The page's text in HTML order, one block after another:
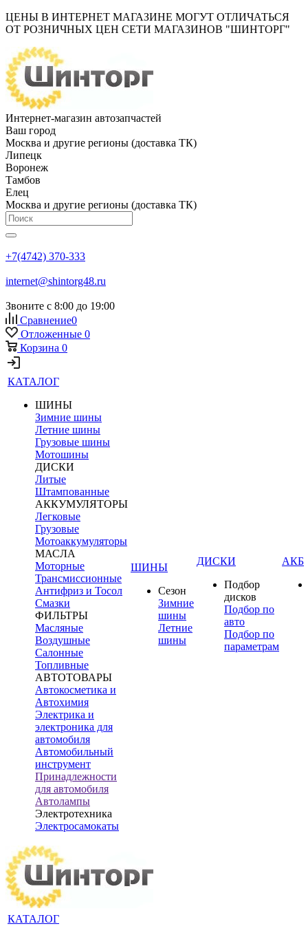
ЦЕНЫ В ИНТЕРНЕТ МАГАЗИНЕ МОГУТ ОТЛИЧАТЬСЯ
ОТ РОЗНИЧНЫХ ЦЕН СЕТИ МАГАЗИНОВ "ШИНТОРГ"
Интернет-магазин автозапчастей
Ваш город
Москва и другие регионы (доставка ТК)
Липецк
Воронеж
Тамбов
Елец
Москва и другие регионы (доставка ТК)
+7(4742) 370-333
internet@shintorg48.ru
Звоните с 8:00 до 19:00
Сравнение0
Отложенные 0
Корзина 0
КАТАЛОГ
ШИНЫ
Зимние шины
Летние шины
Грузовые шины
Мотошины
ДИСКИ
Литые
Штампованные
АККУМУЛЯТОРЫ
Легковые
Грузовые
Мотоаккумуляторы
МАСЛА
Моторные
Трансмиссионные
Антифриз и Тосол
Смазки
ФИЛЬТРЫ
Масляные
Воздушные
Салонные
Топливные
АВТОТОВАРЫ
Автокосметика и
Автохимия
Электрика и
электроника для
автомобиля
Автомобильный
инструмент
Принадлежности
для автомобиля
Автолампы
Электротехника
Электросамокаты
ШИНЫ
Сезон
Зимние
шины
Летние
шины
ДИСКИ
Подбор
дисков
Подбор по
авто
Подбор по
параметрам
АКБ
КАТАЛОГ